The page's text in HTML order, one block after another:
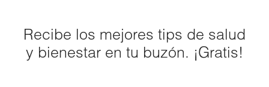
Recibe los mejores tips de salud
y bienestar en tu buzón. ¡Gratis!